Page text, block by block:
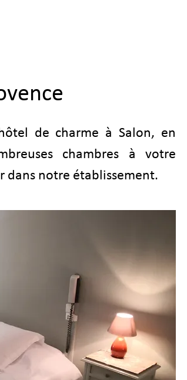
de charme à Salon, en
chambres à votre
dans notre établissement.